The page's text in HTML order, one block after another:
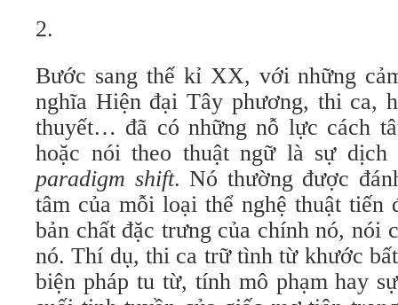
2.
Bước sang thế kỉ XX, với những
nghĩa Hiện đại Tây phương, thi ca,
thuyết… đã có những nỗ lực cách
hoặc nói theo thuật ngữ là sự dịch
paradigm shift. Nó thường được
tâm của mỗi loại thể nghệ thuật tiến
bản chất đặc trưng của chính nó, nói
nó. Thí dụ, thi ca trữ tình từ khước
biện pháp tu từ, tính mô phạm hay